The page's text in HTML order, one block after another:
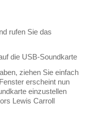
rufen Sie das
die USB-Soundkarte
ziehen Sie einfach
erscheint nun
einzustellen
Lewis Carroll